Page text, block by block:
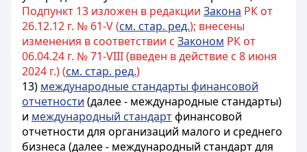
Подпункт 13 изложен в редакции Закона РК от
26.12.12 г. № 61-V (см. стар. ред.); внесены
изменения в соответствии с Законом РК от
06.04.24 г. № 71-VIII (введен в действие с 8 июня
2024 г.) (см. стар. ред.)
13) международные стандарты финансовой
отчетности (далее - международные стандарты)
и международный стандартфинансовой
отчетности для организаций малого и среднего
бизнеса (далее - международный стандарт для